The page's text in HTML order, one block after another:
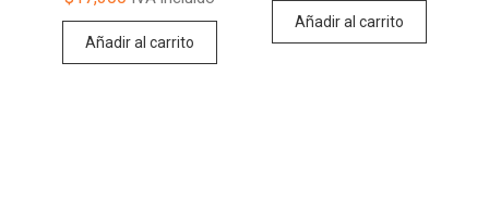
Añadir al carrito
Añadir al carrito